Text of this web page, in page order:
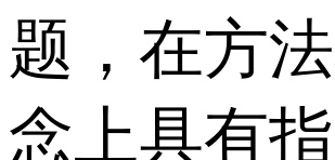
题，在方
念上具有